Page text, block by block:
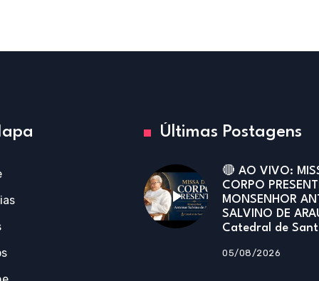
Últimas Postagens
🔴 AO VIVO:
CORPO
MONSENHOR
SALVINO DE
Catedral de
05/08/2026